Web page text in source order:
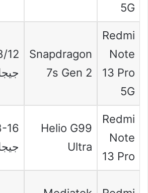
5G
Redmi
Note
13 Pro
5G
Snapdragon
7s Gen 2
12
Redmi
Note
13 Pro
Helio G99
Ultra
16